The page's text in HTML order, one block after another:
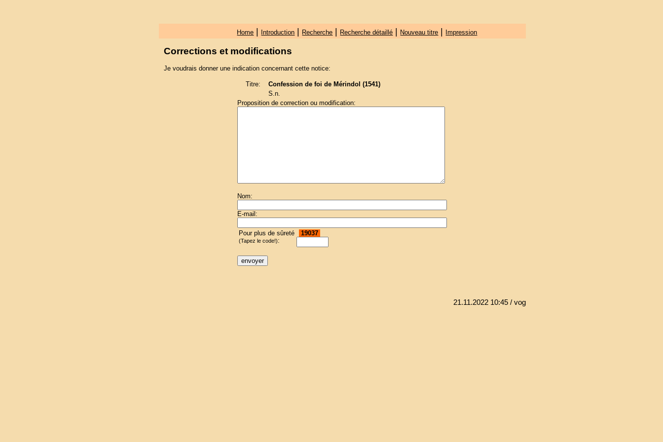
Home | Introduction | Recherche | Recherche détaillé | Nouveau titre | Impression
Corrections et modifications
Je voudrais donner une indication concernant cette notice:
Titre:
Confession de foi de Mérindol (1541)
S.n.
Proposition de correction ou modification:
Nom:
E-mail:
Pour plus de sûreté
(Tapez le code!):
19037
21.11.2022 10:45/ vog